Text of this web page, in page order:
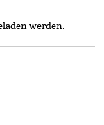
werden.